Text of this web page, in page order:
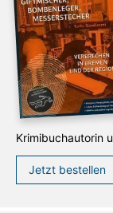
Krimibuchautorin
Jetzt bestellen